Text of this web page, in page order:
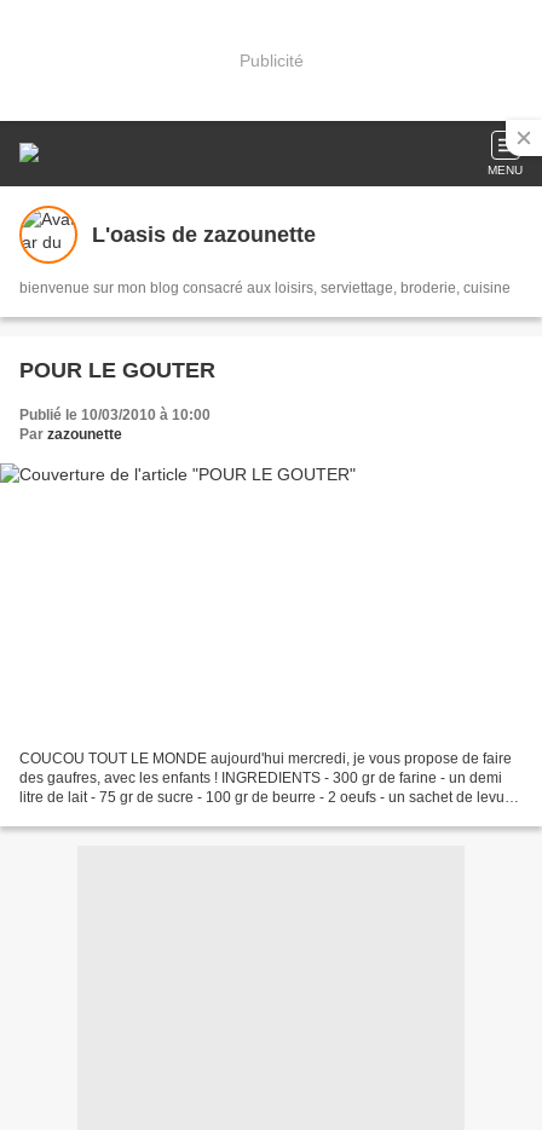
Publicité
MENU
L'oasis de zazounette
bienvenue sur mon blog consacré aux loisirs, serviettage, broderie, cuisine
POUR LE GOUTER
Publié le 10/03/2010 à 10:00
Par zazounette
COUCOU TOUT LE MONDE aujourd'hui mercredi, je vous propose de faire
des gaufres, avec les enfants ! INGREDIENTS - 300 gr de farine - un demi
litre de lait - 75 gr de sucre - 100 gr de beurre - 2 oeufs - un sachet de levure